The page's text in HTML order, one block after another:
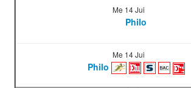
Me 14 Jui
Philo
Me 14 Jui
Philo